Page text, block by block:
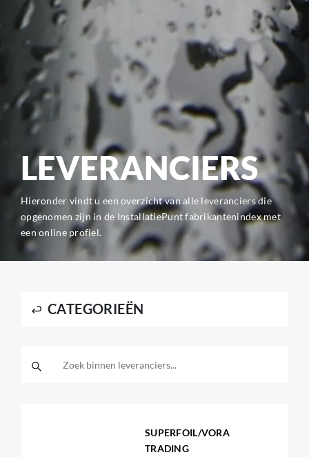
LEVERANCIERS
Hieronder vindt u een overzicht van alle leveranciers die
opgenomen zijn in de InstallatiePunt fabrikantenindex met
een online profiel.
SUPERFOIL/VORA
TRADING
CATEGORIEËN